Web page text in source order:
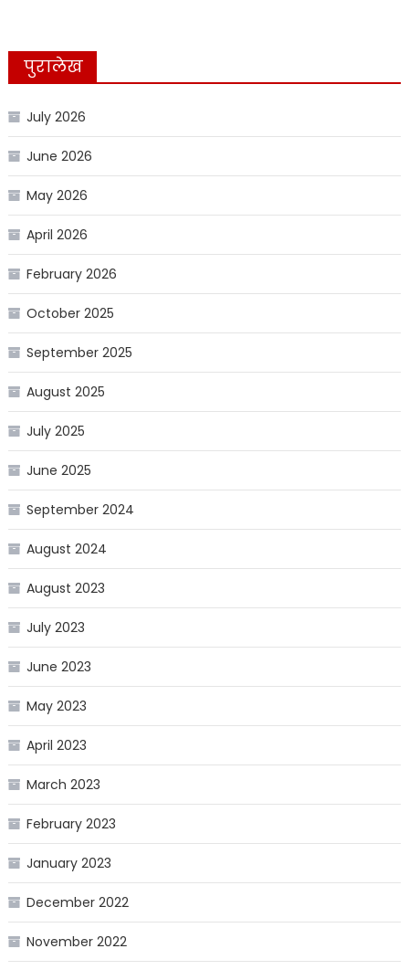
पुरालेख
July 2026
June 2026
May 2026
April 2026
February 2026
October 2025
September 2025
August 2025
July 2025
June 2025
September 2024
August 2024
August 2023
July 2023
June 2023
May 2023
April 2023
March 2023
February 2023
January 2023
December 2022
November 2022